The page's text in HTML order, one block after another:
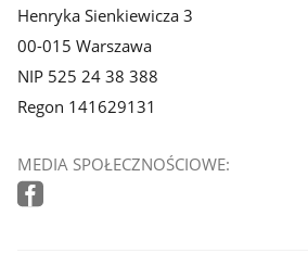
Henryka Sienkiewicza 3
00-015 Warszawa
NIP 525 24 38 388
Regon 141629131
MEDIA SPOŁECZNOŚCIOWE: